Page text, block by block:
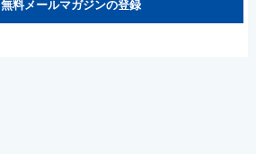
無料メールマガジンの登録